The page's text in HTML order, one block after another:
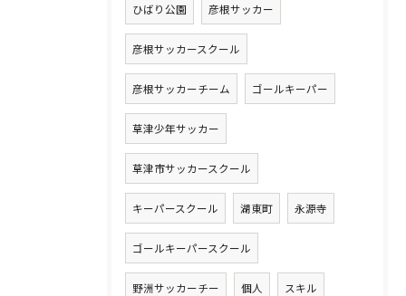
ひばり公園 彦根サッカー
彦根サッカースクール
彦根サッカーチーム ゴールキーパー
草津少年サッカー
草津市サッカースクール
キーパースクール 湖東町 永源寺
ゴールキーパースクール
野洲サッカーチー 個人 スキル